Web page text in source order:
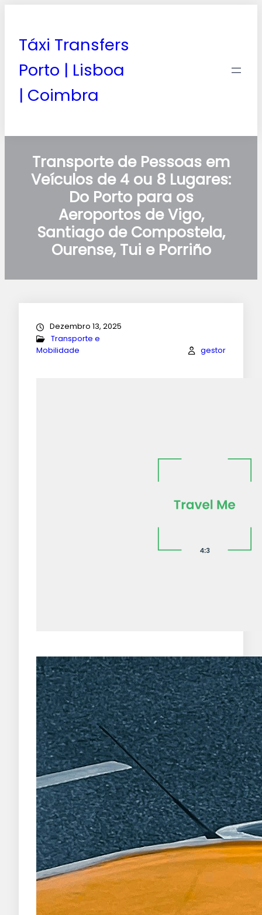
Táxi Transfers
Porto | Lisboa
| Coimbra
Transporte de Pessoas em
Veículos de 4 ou 8 Lugares:
Do Porto para os
Aeroportos de Vigo,
Santiago de Compostela,
Ourense, Tui e Porriño
Dezembro 13, 2025
Transporte e
Mobilidade
gestor